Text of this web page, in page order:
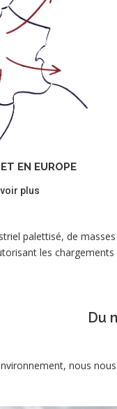
EN EUROPE
plus
palettisé, de
les
Du
nous